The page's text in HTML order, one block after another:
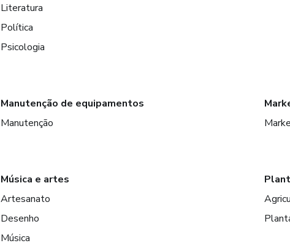
Literatura
Política
Psicologia
Manutenção de equipamentos
Manutenção
Música e artes
Artesanato
Desenho
Música